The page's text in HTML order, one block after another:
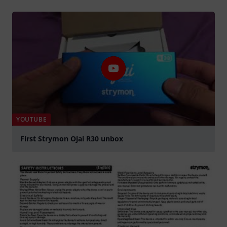
YOUTUBE
First Strymon Ojai R30 unbox